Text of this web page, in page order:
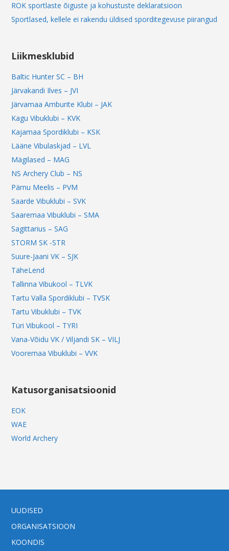
ROK sportlaste õiguste ja kohustuste deklaratsioon
Sportlased, kellele ei rakendu üldised sporditegevuse piirangud
Liikmesklubid
Baltic Hunter SC – BH
Järvakandi Ilves – JVI
Järvamaa Amburite Klubi – JAK
Kagu Vibuklubi – KVK
Kajamaa Spordiklubi – KSK
Lääne Vibulaskjad – LVL
Mägilased – MAG
NS Archery Club – NS
Pärnu Meelis – PVM
Saarde Vibuklubi – SVK
Saaremaa Vibuklubi – SMA
Sagittarius – SAG
STORM SK -STR
Suure-Jaani VK – SJK
TäheLend
Tallinna Vibukool – TLVK
Tartu Valla Spordiklubi – TVSK
Tartu Vibuklubi – TVK
Türi Vibukool – TYRI
Vana-Võidu VK / Viljandi SK – VILJ
Vooremaa Vibuklubi – VVK
Katusorganisatsioonid
EOK
WAE
World Archery
UUDISED
ORGANISATSIOON
KOONDIS